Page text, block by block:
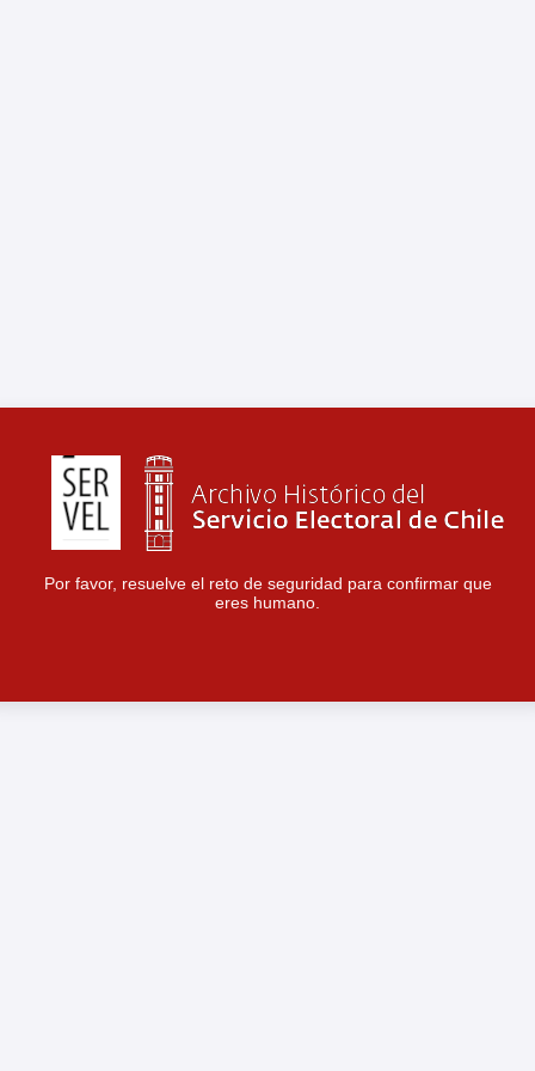
Por favor, resuelve el reto de seguridad para confirmar que
eres humano.